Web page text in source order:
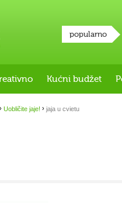
popularno
Kućni budžet
› Uobličite jaje! › jaja u cvietu